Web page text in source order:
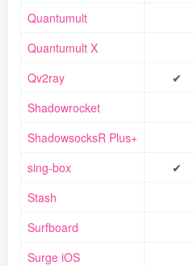
Quantumult
Quantumult X
Qv2ray
✔
Shadowrocket
ShadowsocksR Plus+
sing-box
✔
Stash
Surfboard
Surge iOS